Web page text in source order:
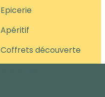
Epicerie
Apéritif
Coffrets découverte